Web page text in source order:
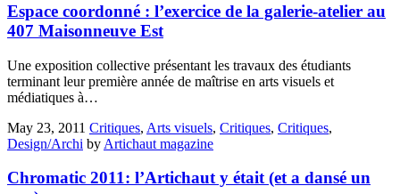
Espace coordonné : l’exercice de la galerie-atelier au
407 Maisonneuve Est
Une exposition collective présentant les travaux des étudiants
terminant leur première année de maîtrise en arts visuels et
médiatiques à…
May 23, 2011 Critiques, Arts visuels, Critiques, Critiques,
Design/Archi by Artichaut magazine
Chromatic 2011: l’Artichaut y était (et a dansé un